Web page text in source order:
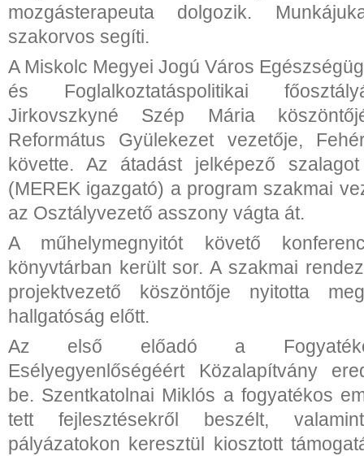
mozgásterapeuta dolgozik.
szakorvos segíti.
A Miskolc Megyei Jogú Város
és Foglalkoztatáspolitikai
Jirkovszkyné Szép Mária
Református Gyülekezet vezetője,
követte. Az átadást jelképező
(MEREK igazgató) a program szakmai
az Osztályvezető asszony vágta át.
A műhelymegnyitót követő
könyvtárban került sor. A szakmai
projektvezető köszöntője nyitotta
hallgatóság előtt.
Az első előadó a
Esélyegyenlőségéért Közalapítvány
be. Szentkatolnai Miklós a fogyatékos
tett fejlesztésekről beszélt,
pályázatokon keresztül kiosztott